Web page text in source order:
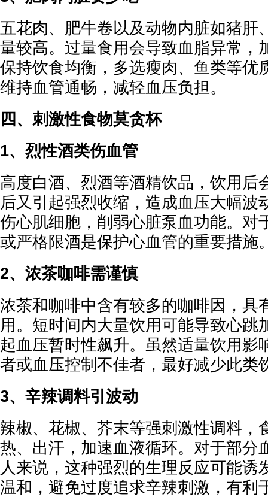
五花肉、肥牛卷以及动物内脏如猪肝
量较高。过量食用会导致血脂异常，
保持饮食均衡，多选瘦肉、鱼类等优
维持血管通畅，减轻血压负担。
四、刺激性食物莫贪杯
1、烈性酒类伤血管
高度白酒、烈酒等酒精饮品，饮用后
后又引起强烈收缩，造成血压大幅波
伤心肌细胞，削弱心脏泵血功能。对
或严格限酒是保护心血管的重要措施
2、浓茶咖啡需谨慎
浓茶和咖啡中含有较多的咖啡因，具
用。短时间内大量饮用可能导致心跳
起血压暂时性飙升。虽然适量饮用影
者或血压控制不佳者，最好减少此类
3、辛辣调料引波动
辣椒、花椒、芥末等强刺激性调料，
热、出汗，加速血液循环。对于部分
人来说，这种强烈的生理反应可能诱
温和，避免过度追求辛辣刺激，有利